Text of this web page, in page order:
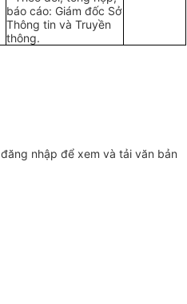
báo cáo: Giám đốc Sở
Thông tin và Truyền
thông.
đăng nhập để xem và tải văn bản